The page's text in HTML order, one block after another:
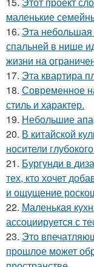
маленькие
16. Эта небольшая
спальней в нише
жизни на
17. Эта квартира
18. Современное
стиль и характер.
19. Небольшие
20. В китайской
носители
21. Бургунди в
тех, кто хочет
и ощущение
22. Маленькая
ассоциируется с
23. Это
прошлое может